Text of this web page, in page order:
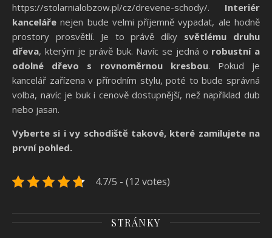
https://stolarnialobzow.pl/cz/drevene-schody/. Interiér
kancelářenejen bude velmi příjemně vypadat, ale hodně
prostory prosvětlí. Je to právě díky světlému druhu
dřeva, kterým je právě buk. Navíc se jedná o robustní a
odolné dřevo s rovnoměrnou kresbou. Pokud je
kancelář zařízena v přírodním stylu, poté to bude správná
volba, navíc je buk i cenově dostupnější, než například dub
nebo jasan.
Vyberte si i vy schodiště takové, které zamilujete na
první pohled.
4.7/5 - (12 votes)
STRÁNKY